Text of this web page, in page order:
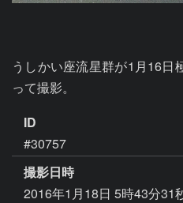
うしかい座流星群が1月16日
って撮影。
ID
#30757
撮影日時
2016年1月18日 5時43分31